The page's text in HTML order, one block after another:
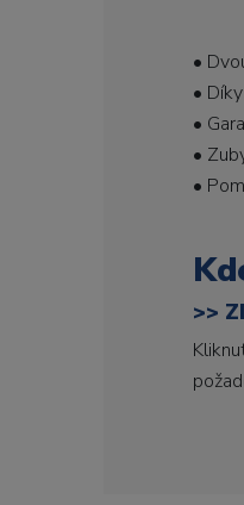
•
•
•
•
•
>>